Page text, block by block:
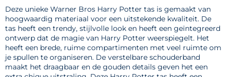
Deze unieke Warner Bros Harry Potter tas is gemaakt van
hoogwaardig materiaal voor een uitstekende kwaliteit. De
tas heeft een trendy, stijlvolle look en heeft een geïntegreerd
ontwerp dat de magie van Harry Potter weerspiegelt. Het
heeft een brede, ruime compartimenten met veel ruimte om
je spullen te organiseren. De verstelbare schouderband
maakt het draagbaar en de gouden details geven het een